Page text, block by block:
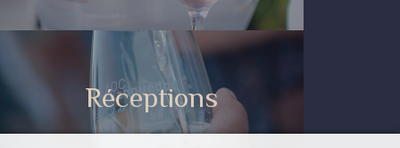
Réceptions